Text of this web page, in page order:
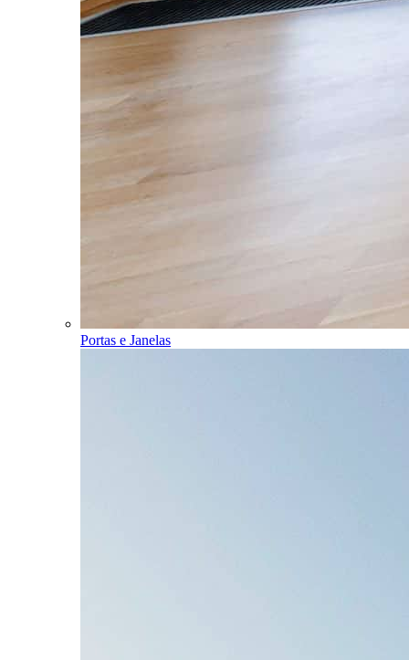
Portas e Janelas